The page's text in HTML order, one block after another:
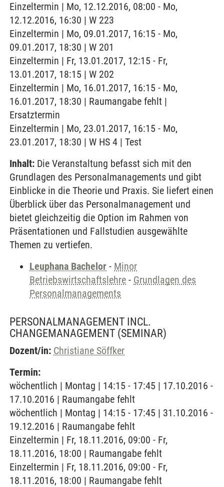
Einzeltermin | Mo, 12.12.2016, 08:00 - Mo,
12.12.2016, 16:30 | W 223
Einzeltermin | Mo, 09.01.2017, 16:15 - Mo,
09.01.2017, 18:30 | W 201
Einzeltermin | Fr, 13.01.2017, 12:15 - Fr,
13.01.2017, 18:15 | W 202
Einzeltermin | Mo, 16.01.2017, 16:15 - Mo,
16.01.2017, 18:30 | Raumangabe fehlt |
Ersatztermin
Einzeltermin | Mo, 23.01.2017, 16:15 - Mo,
23.01.2017, 18:30 | W HS 4 | Test
Inhalt: Die Veranstaltung befasst sich mit den
Grundlagen des Personalmanagements und gibt
Einblicke in die Theorie und Praxis. Sie liefert einen
Überblick über das Personalmanagement und
bietet gleichzeitig die Option im Rahmen von
Präsentationen und Fallstudien ausgewählte
Themen zu vertiefen.
Leuphana Bachelor - Minor
Betriebswirtschaftslehre - Grundlagen des
Personalmanagements
PERSONALMANAGEMENT INCL.
CHANGEMANAGEMENT (SEMINAR)
Dozent/in: Christiane Söffker
Termin:
wöchentlich | Montag | 14:15 - 17:45 | 17.10.2016 -
17.10.2016 | Raumangabe fehlt
wöchentlich | Montag | 14:15 - 17:45 | 31.10.2016 -
19.12.2016 | Raumangabe fehlt
Einzeltermin | Fr, 18.11.2016, 09:00 - Fr,
18.11.2016, 18:00 | Raumangabe fehlt
Einzeltermin | Fr, 18.11.2016, 09:00 - Fr,
18.11.2016, 18:00 | Raumangabe fehlt